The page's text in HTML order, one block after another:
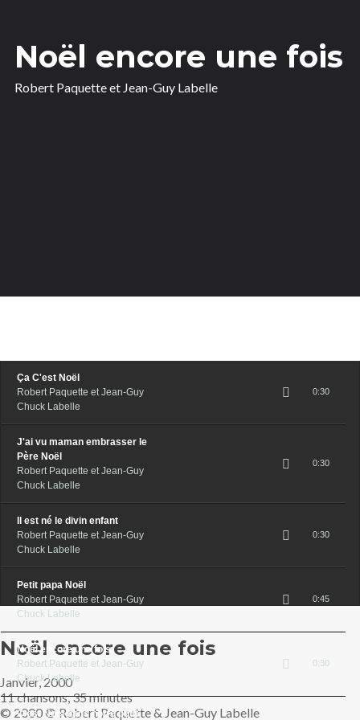
Noël encore une fois
Robert Paquette et Jean-Guy Labelle
Ça C'est Noël
Robert Paquette et Jean-Guy
Chuck Labelle
0:30
J'ai vu maman embrasser le
Père Noël
Robert Paquette et Jean-Guy
Chuck Labelle
0:30
Il est né le divin enfant
Robert Paquette et Jean-Guy
Chuck Labelle
0:30
Petit papa Noël
Robert Paquette et Jean-Guy
Chuck Labelle
0:45
Noël encore une fois
Robert Paquette et Jean-Guy
Chuck Labelle
0:30
C'est Noël dans notre petit
Noël encore une fois
Janvier, 2000
11 chansons, 35 minutes
© 2000 © Robert Paquette & Jean-Guy Labelle